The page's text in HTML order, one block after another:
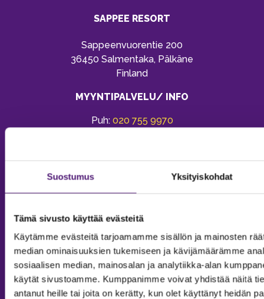
Suostumus Yksityiskohdat
Tämä sivusto käyttää evästeitä
Käytämme evästeitä tarjoamamme sisällön ja mainosten
median ominaisuuksien tukemiseen ja kävijämäärämme
sosiaalisen median, mainosalan ja analytiikka-alan
käytät sivustoamme. Kumppanimme voivat yhdistää näitä
antanut heille tai joita on kerätty, kun olet käyttänyt heidän
SAPPEE RESORT
Sappeenvuorentie 200
36450 Salmentaka, Pälkäne
Finland
MYYNTIPALVELU/ INFO
Puh: 020 755 9970